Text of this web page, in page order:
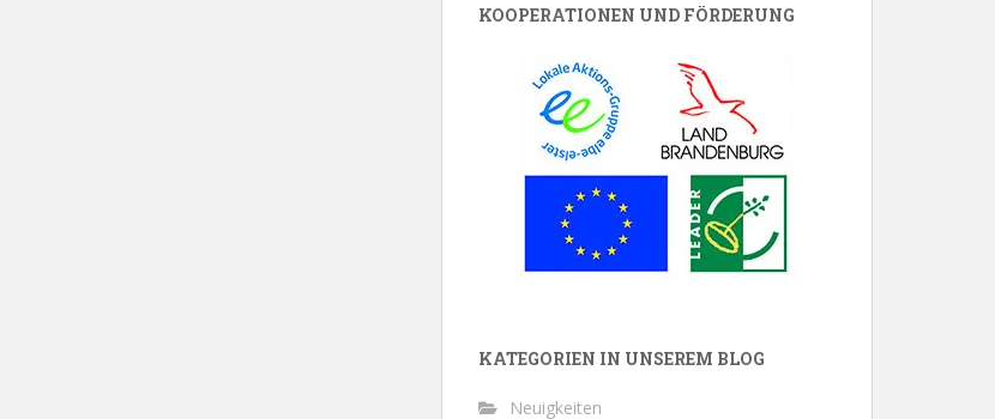
KOOPERATIONEN UND FÖRDERUNG
KATEGORIEN IN UNSEREM BLOG
Neuigkeiten